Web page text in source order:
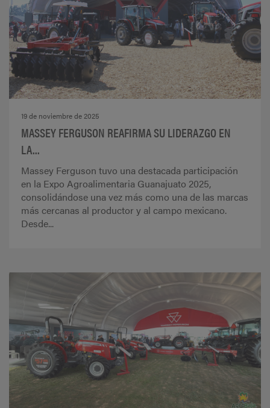
19 de noviembre de 2025
MASSEY FERGUSON REAFIRMA SU LIDERAZGO EN
LA...
Massey Ferguson tuvo una destacada participación
en la Expo Agroalimentaria Guanajuato 2025,
consolidándose una vez más como una de las marcas
más cercanas al productor y al campo mexicano.
Desde...